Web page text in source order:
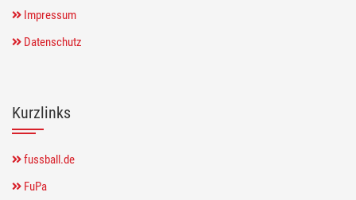
Impressum
Datenschutz
Kurzlinks
fussball.de
FuPa